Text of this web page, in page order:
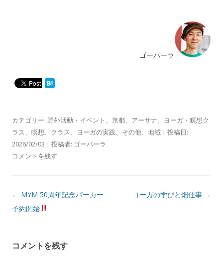
ゴーパーラ
カテゴリー: 野外活動・イベント 、 京都、 アーサナ、
ヨーガ・瞑想ク
ラス、 瞑想、 クラス、 ヨーガの実践、 その他、 地域 | 投稿日:
2026/02/03 | 投稿者: ゴーパーラ
コメントを残す
投
稿
ゲ
← MYM 50周年記念パーカー
予約開始
ヨーガの学びと畑仕事 →
コメントを残す